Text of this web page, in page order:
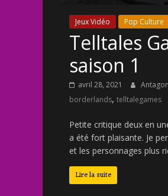
Jeux Vidéo Pop Culture
Telltales
saison 1
avril 28, 2021
borderlands, telltalegames
Petite critique deux en
a été fort plaisante. Je
et les personnages plus
Lire la suite